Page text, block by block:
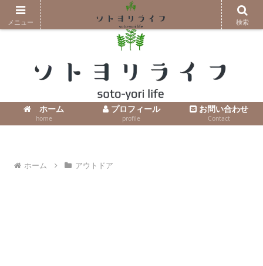
コンテンツへスキップ
ホーム
home
プロフィール
profile
お問い合わせ
Contact
ホーム アウトドア
メニュー 検索